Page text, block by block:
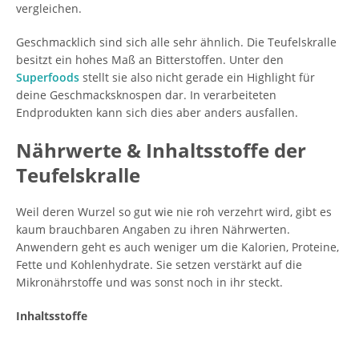
vergleichen.
Geschmacklich sind sich alle sehr ähnlich. Die Teufelskralle
besitzt ein hohes Maß an Bitterstoffen. Unter den
Superfoods stellt sie also nicht gerade ein Highlight für
deine Geschmacksknospen dar. In verarbeiteten
Endprodukten kann sich dies aber anders ausfallen.
Nährwerte & Inhaltsstoffe der
Teufelskralle
Weil deren Wurzel so gut wie nie roh verzehrt wird, gibt es
kaum brauchbaren Angaben zu ihren Nährwerten.
Anwendern geht es auch weniger um die Kalorien, Proteine,
Fette und Kohlenhydrate. Sie setzen verstärkt auf die
Mikronährstoffe und was sonst noch in ihr steckt.
Inhaltsstoffe